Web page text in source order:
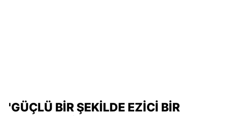
'GÜÇLÜ BIR ŞEKILDE EZICI BIR